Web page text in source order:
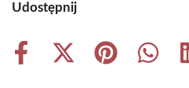
Udostępnij
Share
Share
Share
Share